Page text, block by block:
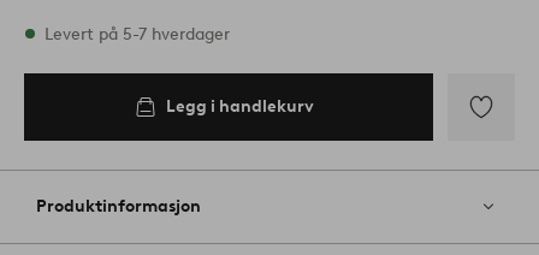
På lager
Levert på 5-7 hverdager
Legg i handlekurv
til
Produktinformasjon